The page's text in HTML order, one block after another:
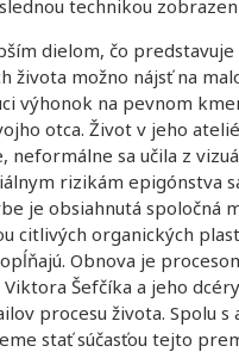
technikou
dielom, čo predstavuje
života možno nájsť na
výhonok na pevnom
otca. Život v jeho
sa učila z
rizikám epigónstva
je obsiahnutá spoločná
citlivých organických
Obnova je
Šefčíka a jeho
procesu života. Spolu s
stať súčasťou tejto